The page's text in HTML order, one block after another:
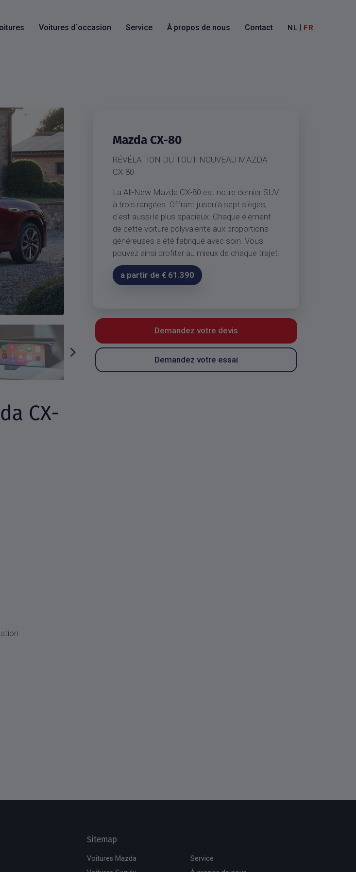
Voitures d´occasion Service À propos de nous Contact NL | FR
CX-
Mazda CX-80
RÉVÉLATION DU TOUT NOUVEAU MAZDA
CX-80
La All-New Mazda CX-80 est notre dernier SUV
à trois rangées. Offrant jusqu'à sept sièges,
c'est aussi le plus spacieux. Chaque élément
de cette voiture polyvalente aux proportions
généreuses a été fabriqué avec soin. Vous
pouvez ainsi profiter au mieux de chaque trajet.
a partir de € 61.390
Demandez votre devis
Demandez votre essai
Sitemap
Voitures Mazda
Service